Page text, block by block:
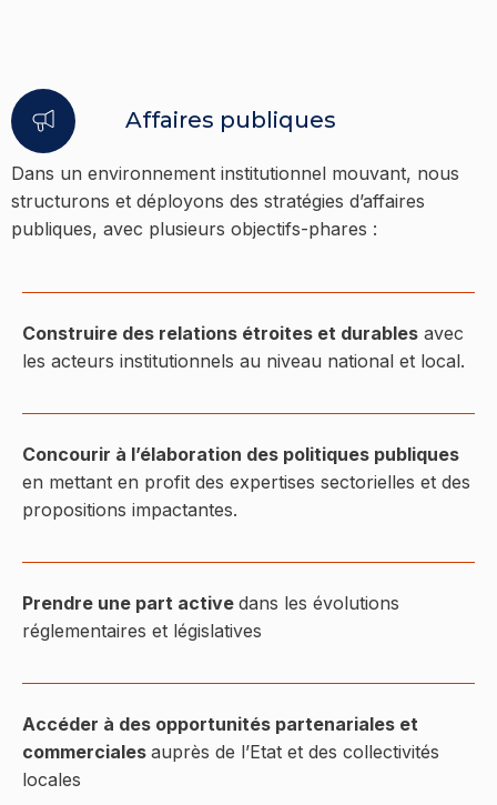
Affaires publiques
Dans un environnement institutionnel mouvant, nous
structurons et déployons des stratégies d’affaires
publiques, avec plusieurs objectifs-phares :
Construire des relations étroites et durables avec
les acteurs institutionnels au niveau national et local.
Concourir à l’élaboration des politiques publiques
en mettant en profit des expertises sectorielles et des
propositions impactantes.
Prendre une part active dans les évolutions
réglementaires et législatives
Accéder à des opportunités partenariales et
commerciales auprès de l’Etat et des collectivités
locales